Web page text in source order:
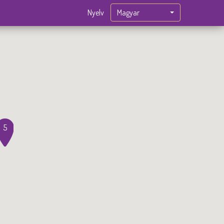
Nyelv Magyar
5